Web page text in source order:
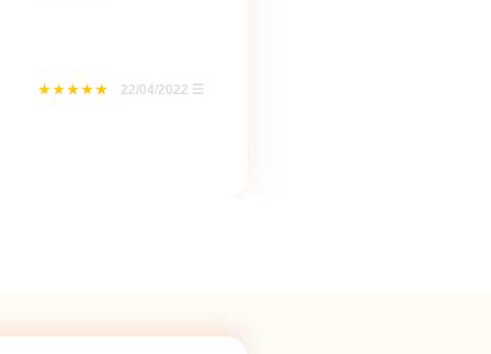
22/04/2022 ☰